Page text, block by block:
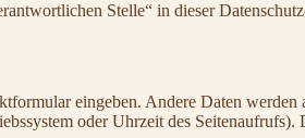
Stelle“ in dieser
eingeben. Andere Daten werden
oder Uhrzeit des Seitenaufrufs).